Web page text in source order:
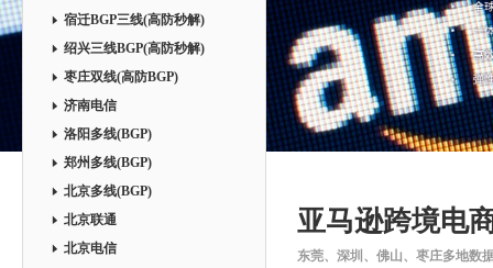
宿迁BGP三线(高防秒解)
绍兴三线BGP(高防秒解)
枣庄双线(高防BGP)
济南电信
洛阳多线(BGP)
郑州多线(BGP)
北京多线(BGP)
北京联通
北京电信
亚马逊跨境电
东莞、深圳、佛山、枣庄多地数